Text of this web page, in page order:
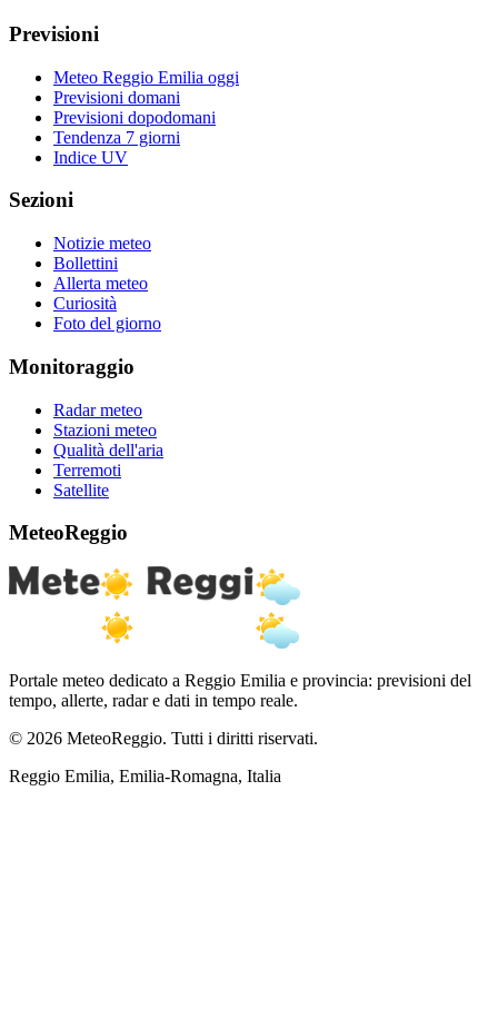
Previsioni
Meteo Reggio Emilia oggi
Previsioni domani
Previsioni dopodomani
Tendenza 7 giorni
Indice UV
Sezioni
Notizie meteo
Bollettini
Allerta meteo
Curiosità
Foto del giorno
Monitoraggio
Radar meteo
Stazioni meteo
Qualità dell'aria
Terremoti
Satellite
MeteoReggio
Portale meteo dedicato a Reggio Emilia e provincia: previsioni del
tempo, allerte, radar e dati in tempo reale.
© 2026 MeteoReggio. Tutti i diritti riservati.
Reggio Emilia, Emilia-Romagna, Italia